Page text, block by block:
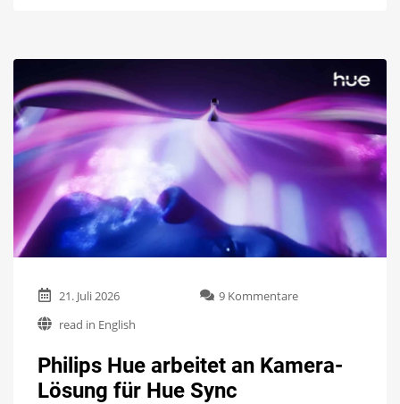
21. Juli 2026 9 Kommentarezu
an
read in English
Philips Hue arbeitet an Kamera-
Lösung für Hue Sync